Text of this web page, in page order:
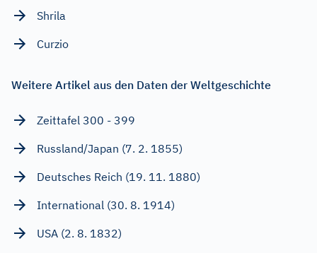
Shrila
Curzio
Weitere Artikel aus den Daten der Weltgeschichte
Zeittafel 300 - 399
Russland/Japan (7. 2. 1855)
Deutsches Reich (19. 11. 1880)
International (30. 8. 1914)
USA (2. 8. 1832)